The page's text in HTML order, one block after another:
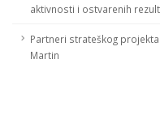
aktivnosti i ostvarenih
Partneri strateškog
Martin